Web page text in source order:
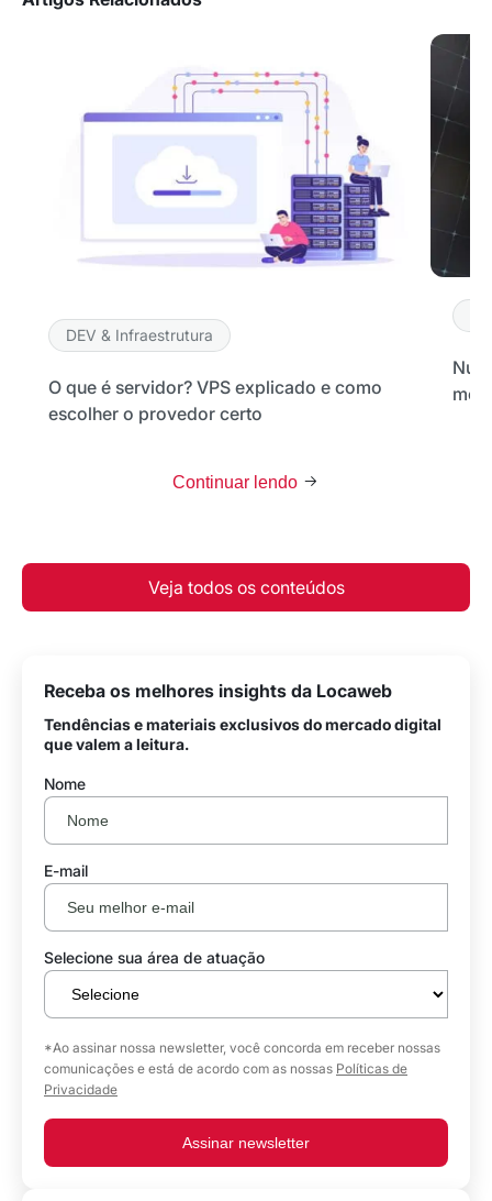
DEV & Infraestrutura
O que é servidor? VPS explicado e como
escolher o provedor certo
Continuar lendo
Veja todos os conteúdos
Receba os melhores insights da Locaweb
Tendências e materiais exclusivos do mercado digital
que valem a leitura.
Nome
E-mail
Selecione sua área de atuação
*Ao assinar nossa newsletter, você concorda em receber nossas
comunicações e está de acordo com as nossas Políticas de
Privacidade
Assinar newsletter